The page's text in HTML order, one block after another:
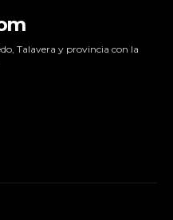
Talavera y provincia con la